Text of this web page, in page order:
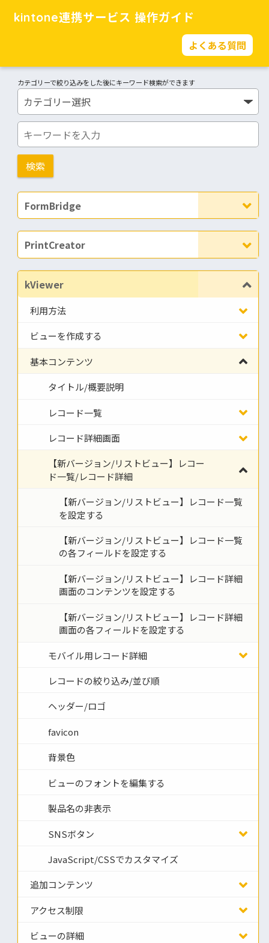
kintone連携サービス 操作ガイド
よくある質問
カテゴリーで絞り込みをした後にキーワード検索ができます
FormBridge
PrintCreator
kViewer
利用方法
ビューを作成する
基本コンテンツ
タイトル/概要説明
レコード一覧
レコード詳細画面
【新バージョン/リストビュー】レコー
ド一覧/レコード詳細
【新バージョン/リストビュー】レコード一覧
を設定する
【新バージョン/リストビュー】レコード一覧
の各フィールドを設定する
【新バージョン/リストビュー】レコード詳細
画面のコンテンツを設定する
【新バージョン/リストビュー】レコード詳細
画面の各フィールドを設定する
モバイル用レコード詳細
レコードの絞り込み/並び順
ヘッダー/ロゴ
favicon
背景色
ビューのフォントを編集する
製品名の非表示
SNSボタン
JavaScript/CSSでカスタマイズ
追加コンテンツ
アクセス制限
ビューの詳細